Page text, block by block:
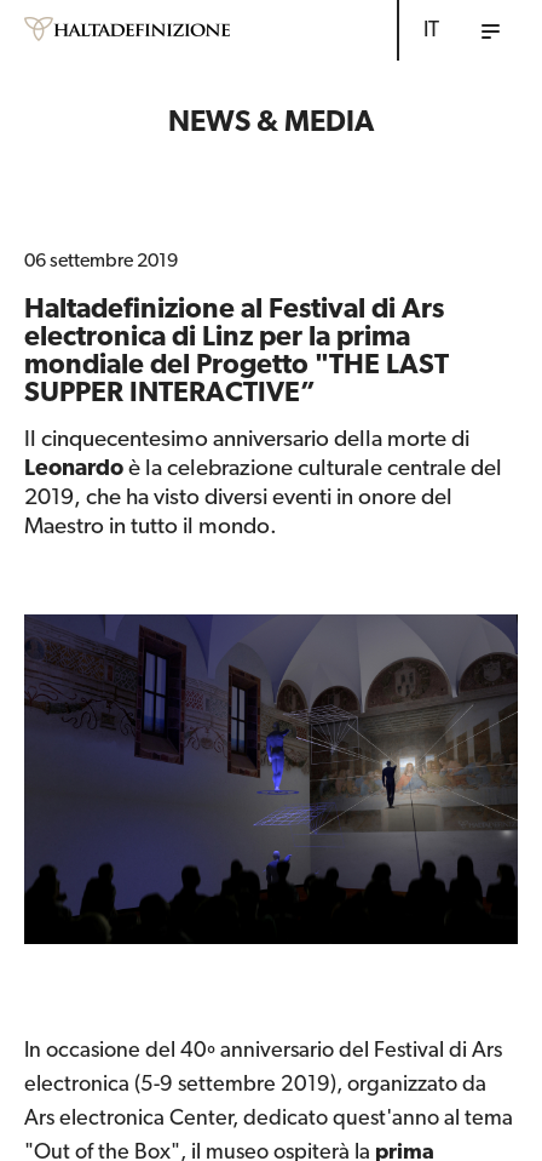
IT
NEWS & MEDIA
06 settembre 2019
Haltadefinizione al Festival di Ars
electronica di Linz per la prima
mondiale del Progetto "THE LAST
SUPPER INTERACTIVE”
Il cinquecentesimo anniversario della morte di
Leonardo è la celebrazione culturale centrale del
2019, che ha visto diversi eventi in onore del
Maestro in tutto il mondo.
In occasione del 40º anniversario del Festival di Ars
electronica (5-9 settembre 2019), organizzato da
Ars electronica Center, dedicato quest'anno al tema
"Out of the Box", il museo ospiterà la prima